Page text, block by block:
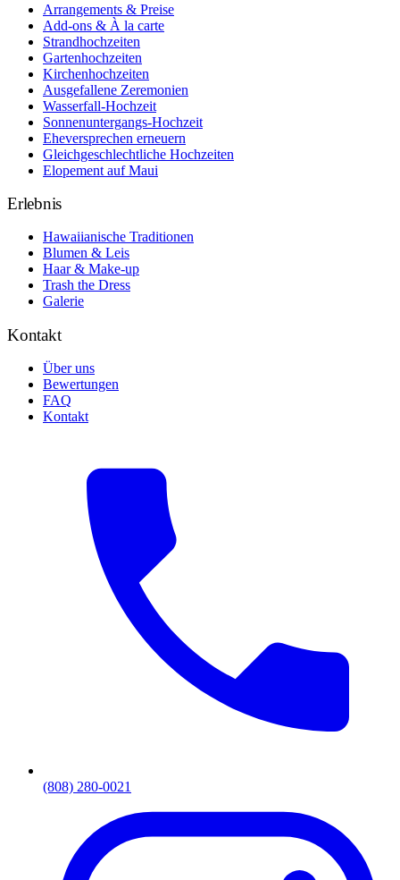
Arrangements & Preise
Add-ons & À la carte
Strandhochzeiten
Gartenhochzeiten
Kirchenhochzeiten
Ausgefallene Zeremonien
Wasserfall-Hochzeit
Sonnenuntergangs-Hochzeit
Eheversprechen erneuern
Gleichgeschlechtliche Hochzeiten
Elopement auf Maui
Erlebnis
Hawaiianische Traditionen
Blumen & Leis
Haar & Make-up
Trash the Dress
Galerie
Kontakt
Über uns
Bewertungen
FAQ
Kontakt
(808) 280-0021